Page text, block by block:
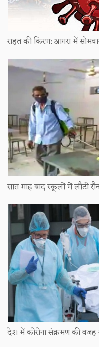
राहत की किरण: आगरा में
सात माह बाद स्कूलों में लौटी
देश में कोरोना संक्रमण की वजह